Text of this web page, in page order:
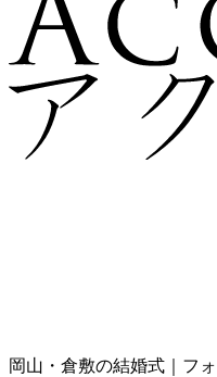
岡山・倉敷の結婚式｜フ